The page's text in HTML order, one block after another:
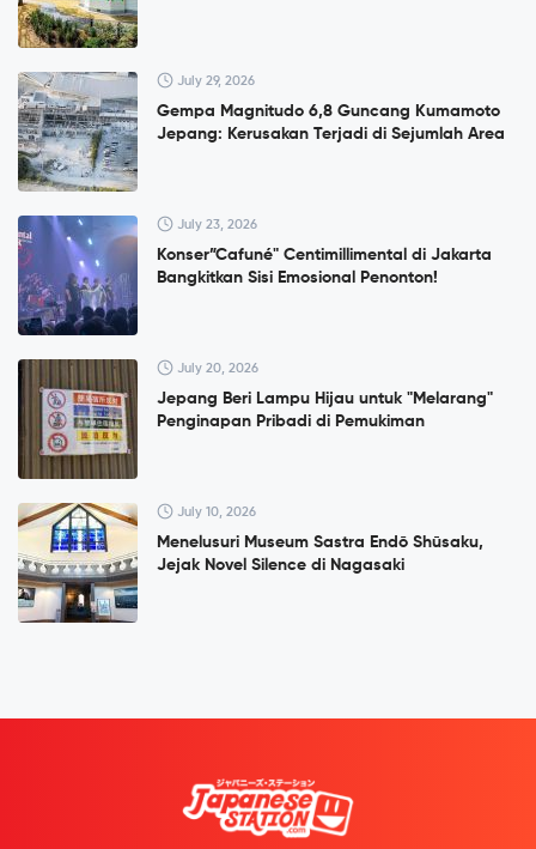
July 29, 2026
Gempa Magnitudo 6,8 Guncang Kumamoto
Jepang: Kerusakan Terjadi di Sejumlah Area
July 23, 2026
Konser”Cafuné" Centimillimental di Jakarta
Bangkitkan Sisi Emosional Penonton!
July 20, 2026
Jepang Beri Lampu Hijau untuk "Melarang"
Penginapan Pribadi di Pemukiman
July 10, 2026
Menelusuri Museum Sastra Endō Shūsaku,
Jejak Novel Silence di Nagasaki